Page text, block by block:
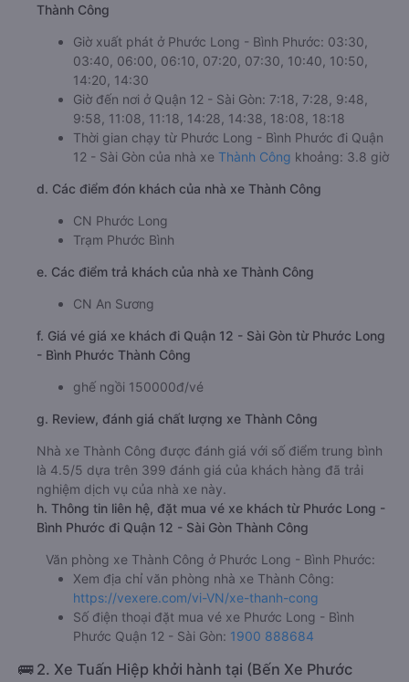
Thành Công
Giờ xuất phát ở Phước Long - Bình Phước: 03:30,
03:40, 06:00, 06:10, 07:20, 07:30, 10:40, 10:50,
14:20, 14:30
Giờ đến nơi ở Quận 12 - Sài Gòn: 7:18, 7:28, 9:48,
9:58, 11:08, 11:18, 14:28, 14:38, 18:08, 18:18
Thời gian chạy từ Phước Long - Bình Phước đi Quận
12 - Sài Gòn của nhà xe Thành Công khoảng: 3.8 giờ
d. Các điểm đón khách của nhà xe Thành Công
CN Phước Long
Trạm Phước Bình
e. Các điểm trả khách của nhà xe Thành Công
CN An Sương
f. Giá vé giá xe khách đi Quận 12 - Sài Gòn từ Phước Long
- Bình Phước Thành Công
ghế ngồi 150000đ/vé
g. Review, đánh giá chất lượng xe Thành Công
Nhà xe Thành Công được đánh giá với số điểm trung bình
là 4.5/5 dựa trên 399 đánh giá của khách hàng đã trải
nghiệm dịch vụ của nhà xe này.
h. Thông tin liên hệ, đặt mua vé xe khách từ Phước Long -
Bình Phước đi Quận 12 - Sài Gòn Thành Công
Văn phòng xe Thành Công ở Phước Long - Bình Phước:
Xem địa chỉ văn phòng nhà xe Thành Công:
https://vexere.com/vi-VN/xe-thanh-cong
Số điện thoại đặt mua vé xe Phước Long - Bình
Phước Quận 12 - Sài Gòn: 1900 888684
🚌 2. Xe Tuấn Hiệp khởi hành tại (Bến Xe Phước